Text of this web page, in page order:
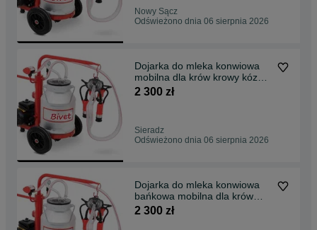
Nowy Sącz
Odświeżono dnia 06 sierpnia 2026
Dojarka do mleka konwiowa
mobilna dla krów krowy kóz
kozy, METAL 30 L.
2 300 zł
Sieradz
Odświeżono dnia 06 sierpnia 2026
Dojarka do mleka konwiowa
bańkowa mobilna dla krów
krowy kóz METAL 30l
2 300 zł